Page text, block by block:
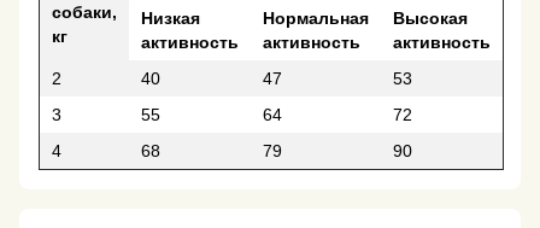
собаки,
кг
Низкая
активность
Нормальная
активность
Высокая
активность
2
40 47
53
3
55 64
72
4
68 79 90